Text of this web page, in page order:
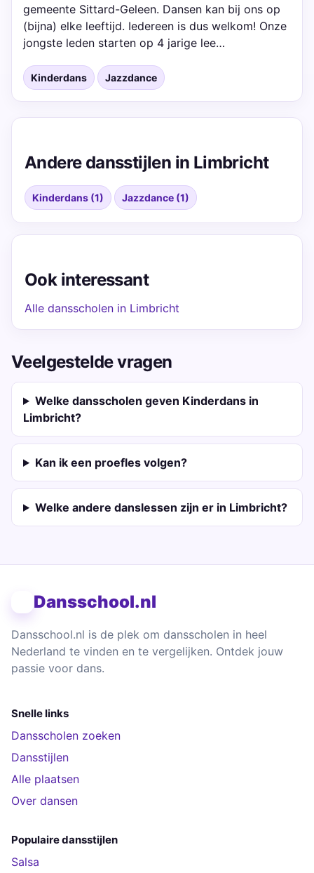
gemeente Sittard-Geleen. Dansen kan bij ons op
(bijna) elke leeftijd. Iedereen is dus welkom! Onze
jongste leden starten op 4 jarige lee…
Kinderdans Jazzdance
Andere dansstijlen in Limbricht
Kinderdans (1) Jazzdance (1)
Ook interessant
Alle dansscholen in Limbricht
Veelgestelde vragen
Welke dansscholen geven Kinderdans in
Limbricht?
Kan ik een proefles volgen?
Welke andere danslessen zijn er in Limbricht?
Dansschool.nl
Dansschool.nl is de plek om dansscholen in heel
Nederland te vinden en te vergelijken. Ontdek jouw
passie voor dans.
Snelle links
Dansscholen zoeken
Dansstijlen
Alle plaatsen
Over dansen
Populaire dansstijlen
Salsa